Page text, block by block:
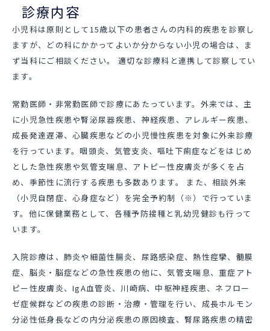
診療内容
小児科は原則として15歳以下の患者さんの内科的疾患を診察し
ますが、どの科にかかってよいか分からない小児の場合は、ま
ず当科にご相談ください。 適切な診療科と連携して診察してい
ます。
常勤医師・非常勤医師で診療にあたっています。外来では、主
に小児急性疾患や腎泌尿器疾患、神経疾患、アレルギー疾患、
成長発達遅滞、心臓疾患などの小児慢性疾患を対象に外来診療
を行っています。咽頭炎、気管支炎、嘔吐下痢症などをはじめ
とした急性疾患や気管支喘息、アトピー性皮膚炎が多くを占
め、季節性に流行する疾患も多数あります。 また、相談外来
（小児自閉症、心身症など）を完全予約制（※）で行っていま
す。他に保健業務として、各種予防接種と乳幼児健診も行って
います。
入院診療は、肺炎や細菌性腸炎、尿路感染症、熱性痙攣、髄膜
症、脳炎・脳症などの急性疾患の他に、気管支喘息、重症アト
ピー性皮膚炎、IgA血管炎、川崎病、中枢神経疾患、ネフロー
ゼ症候群などの疾患の診断・治療・管理を行い、成長ホルモン
分泌性低身長などの内分泌疾患の原因検査、腎尿路疾患の精密